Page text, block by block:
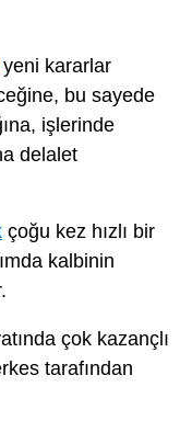
yeni kararlar
bu sayede
işlerinde
delalet
çoğu kez hızlı bir
kalbinin
çok kazançlı
tarafından